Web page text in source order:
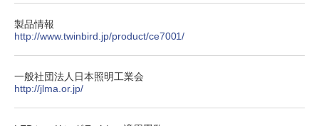
製品情報
http://www.twinbird.jp/product/ce7001/
一般社団法人日本照明工業会
http://jlma.or.jp/